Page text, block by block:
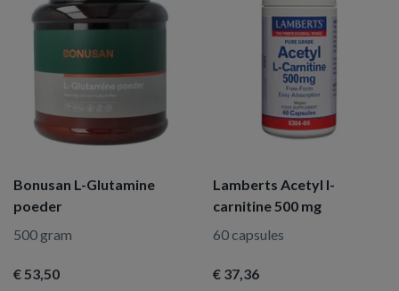
Bonusan L-Glutamine
poeder
500 gram
€ 53,50
Lamberts Acetyl l-
carnitine 500 mg
60 capsules
€ 37,36